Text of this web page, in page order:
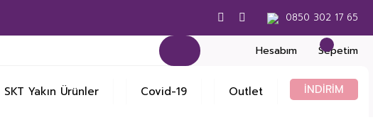
0850 302 17 65
Hesabım Sepetim
SKT Yakın Ürünler Covid-19 Outlet İNDİRİM